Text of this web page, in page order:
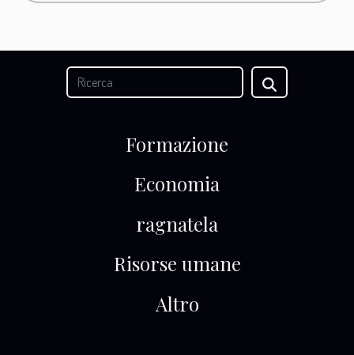
Formazione
Economia
ragnatela
Risorse umane
Altro